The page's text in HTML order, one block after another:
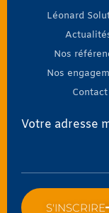
Léonard
Nos
Nos
Contact
Votre adresse
S'INSCRIRE